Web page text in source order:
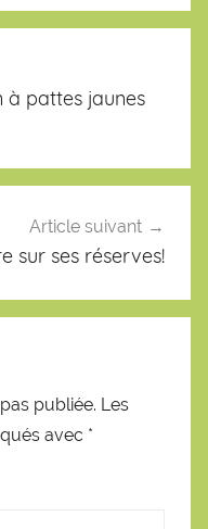
à pattes jaunes
Article suivant
sur ses réserves!
publiée. Les
avec *